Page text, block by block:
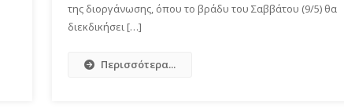
της διοργάνωσης, όπου το βράδυ του Σαββάτου (9/5) θα
διεκδικήσει […]
Περισσότερα...